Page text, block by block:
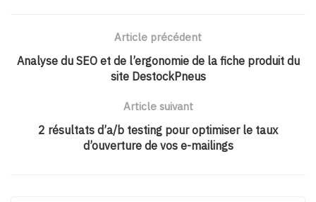
Article précédent
Analyse du SEO et de l’ergonomie de la fiche produit du
site DestockPneus
Article suivant
2 résultats d’a/b testing pour optimiser le taux
d’ouverture de vos e-mailings